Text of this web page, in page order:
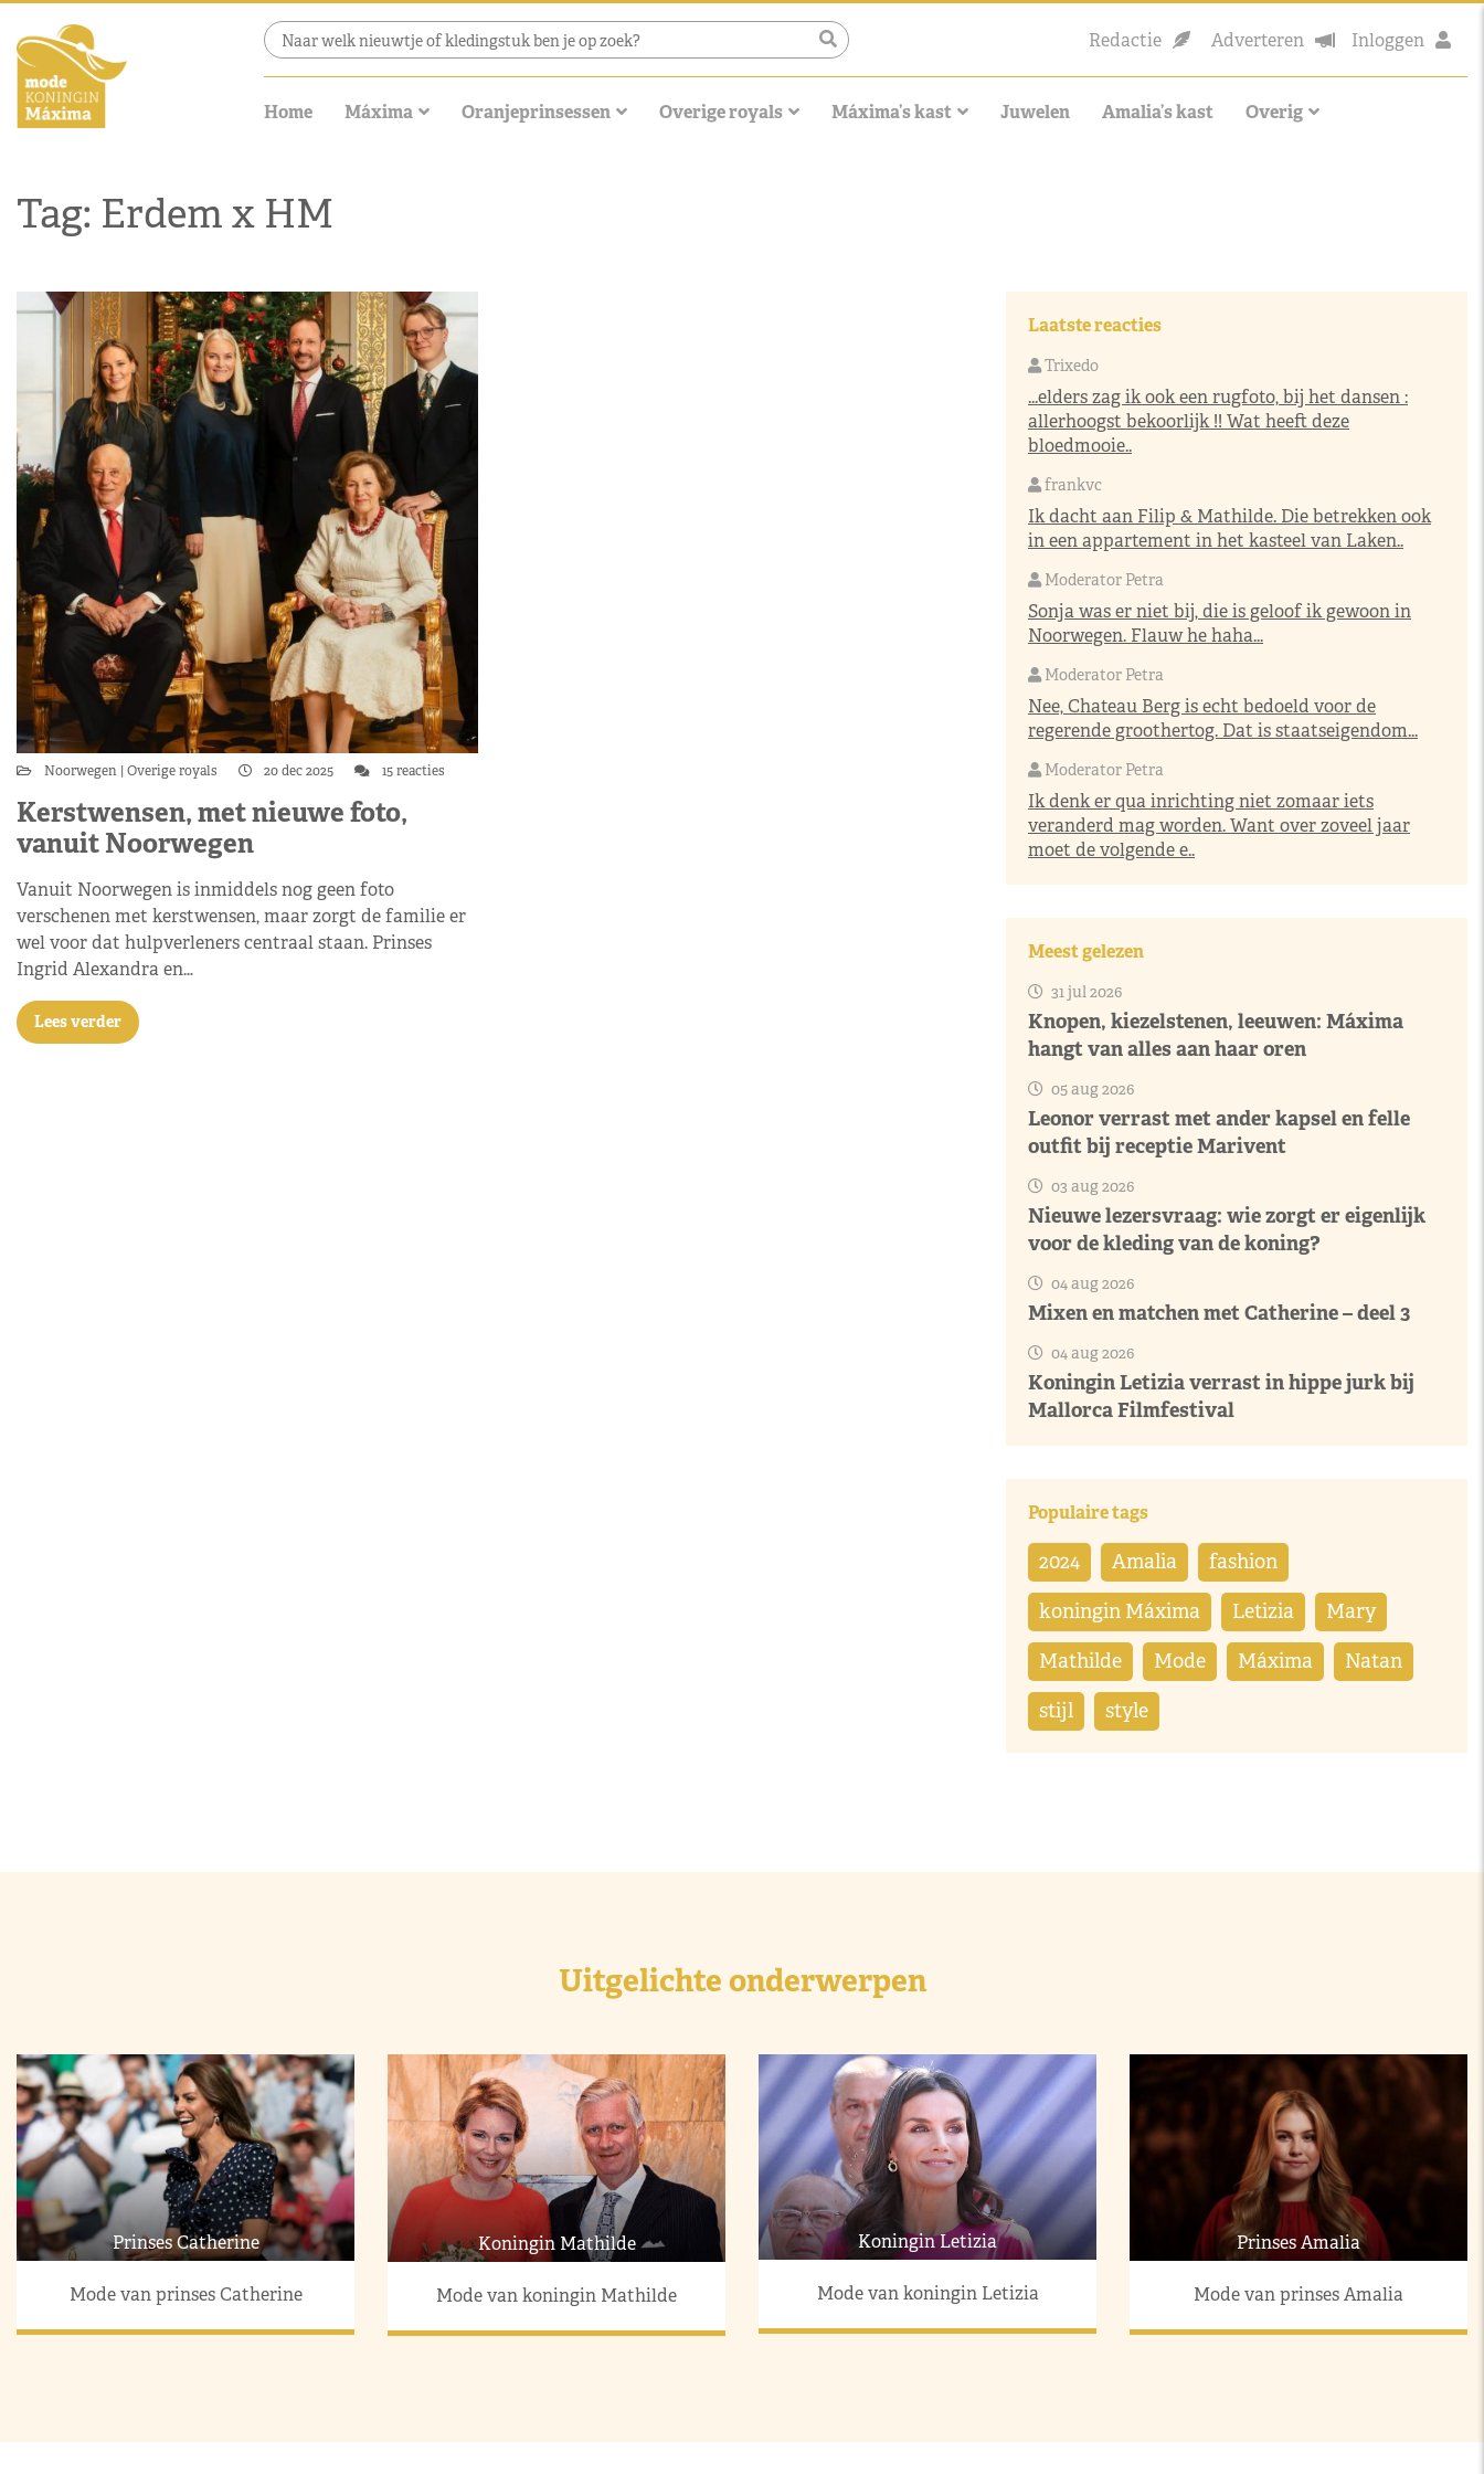
Redactie Adverteren Inloggen
Home Máxima Oranjeprinsessen Overige royals Máxima’s kast Juwelen Amalia’s kast Overig
Tag: Erdem x HM
Noorwegen Overige royals 20 dec 2025 15 reacties
Kerstwensen, met nieuwe foto,
vanuit Noorwegen
Vanuit Noorwegen is inmiddels nog geen foto
verschenen met kerstwensen, maar zorgt de familie er
wel voor dat hulpverleners centraal staan. Prinses
Ingrid Alexandra en…
Lees verder
Laatste reacties
Trixedo
...elders zag ik ook een rugfoto, bij het dansen :
allerhoogst bekoorlijk !! Wat heeft deze
bloedmooie..
frankvc
Ik dacht aan Filip & Mathilde. Die betrekken ook
in een appartement in het kasteel van Laken..
Moderator Petra
Sonja was er niet bij, die is geloof ik gewoon in
Noorwegen. Flauw he haha...
Moderator Petra
Nee, Chateau Berg is echt bedoeld voor de
regerende groothertog. Dat is staatseigendom...
Moderator Petra
Ik denk er qua inrichting niet zomaar iets
veranderd mag worden. Want over zoveel jaar
moet de volgende e..
Meest gelezen
31 jul 2026
Knopen, kiezelstenen, leeuwen: Máxima
hangt van alles aan haar oren
05 aug 2026
Leonor verrast met ander kapsel en felle
outfit bij receptie Marivent
03 aug 2026
Nieuwe lezersvraag: wie zorgt er eigenlijk
voor de kleding van de koning?
04 aug 2026
Mixen en matchen met Catherine – deel 3
04 aug 2026
Koningin Letizia verrast in hippe jurk bij
Mallorca Filmfestival
Populaire tags
2024 Amalia fashion
koningin Máxima Letizia Mary
Mathilde Mode Máxima Natan
stijl style
Uitgelichte onderwerpen
Prinses Catherine
Mode van prinses Catherine
Koningin Mathilde
Mode van koningin Mathilde
Koningin Letizia
Mode van koningin Letizia
Prinses Amalia
Mode van prinses Amalia